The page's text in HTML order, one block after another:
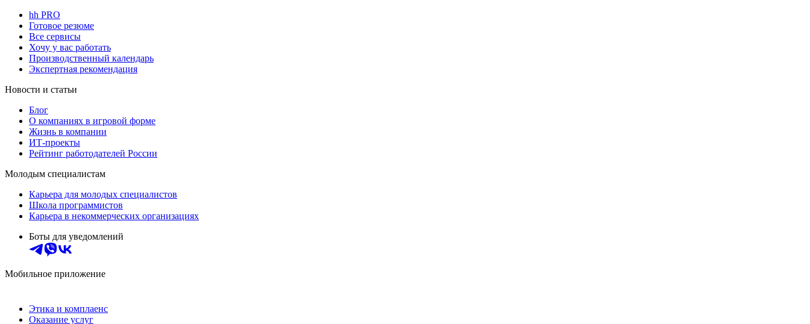
hh PRO
Готовое резюме
Все сервисы
Хочу у вас работать
Производственный календарь
Экспертная рекомендация
Новости и статьи
Блог
О компаниях в игровой форме
Жизнь в компании
ИТ-проекты
Рейтинг работодателей России
Молодым специалистам
Карьера для молодых специалистов
Школа программистов
Карьера в некоммерческих организациях
Боты для уведомлений
Мобильное приложение
Этика и комплаенс
Оказание услуг